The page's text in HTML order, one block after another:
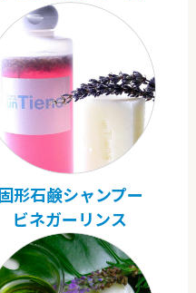
固形石鹸シャンプー
ビネガーリンス